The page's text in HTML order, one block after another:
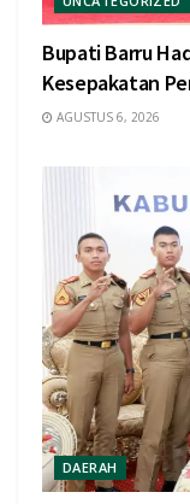
Bupati Barru
Kesepakatan
AGUSTUS 6, 2026
DAERAH